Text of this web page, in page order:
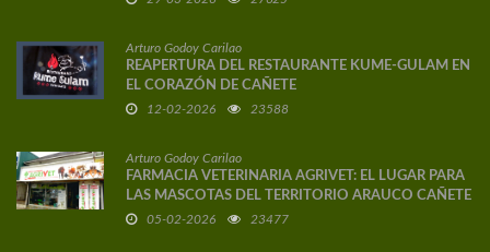
Arturo Godoy Carilao
REAPERTURA DEL RESTAURANTE KUME-GULAM EN
EL CORAZÓN DE CAÑETE
12-02-2026 23588
Arturo Godoy Carilao
FARMACIA VETERINARIA AGRIVET: EL LUGAR PARA
LAS MASCOTAS DEL TERRITORIO ARAUCO CAÑETE
05-02-2026 23477